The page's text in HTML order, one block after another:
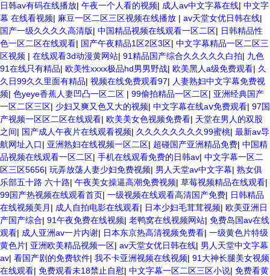
日韩av有码在线播放| 午夜一个人看的视频| 成人av中文字幕在线| 中文字
幕 在线看视频| 麻豆一区二区三区视频在线播放 | av天堂女优日韩在线|
国产一级久久久久高清版| 中国精品视频在线观看一区二区| 日韩精品性
色一区二区在线观看| 国产午夜精品1区2区3区| 中文字幕精品一区二区三
区视频 | 在线观看3d动漫黄网站| 91精品国产综合久久久久久白拍| 九色
91在线只有精品| 欧美性xxxx极品hd男男野战| 欧美黑人a级免费观看| 久
久日99久久里面有精品| 视频在线免费观看97| 人妻熟妇中文字幕免费视
频| 色yeye香蕉人妻凹凸一区二区 | 99偷拍精品一区二区| 亚洲经典国产
一区二区三区| 少妇又爽又色又大的视频| 中文字幕在线aⅴ免费观看| 97国
产视频一区区二区在线观看| 欧美美女色视频免费看| 天堂在男人的双股
之间| 国产成人午夜片在线观看视频| 久久久久久久久久99蜜桃| 最新av导
航网址入口| 亚洲熟妇在线视频一区二区| 超碰国产亚洲精品免费| 中国精
品视频在线观看一区二区| 手机在线观看免费的日韩av| 中文字幕一区二
区三区5656| 玩弄放荡人妻少妇免费视频| 男人天堂av中文字幕| 熟女俱
乐部五十路 六十路| 午夜美女操逼高潮免费视频| 草莓视频精品在线观看|
99国产热视频在线观看首页| 一级视频在线观看高清国产免费| 日韩精品
在线视频美月 | 成人自拍电影在线观看| 日本少妇毛茸茸视频| 欧美亚洲日
产国产综合| 91午夜免费在线视频| 老鸭窝在线视频网站| 免费岛国av在线
观看| 成人亚洲av一片内谢| 日本东京热高清视频免费看| 一级黄色片特级
黄色片| 亚洲欧美精品视频一区| av天堂女优日韩在线| 男人天堂中文字幕
av| 看国产剧的免费软件| 我不卡亚洲视频在线视频| 91大神长腿美女视频
在线观看| 免费观看未18禁止自慰| 中文字幕一区二区三区小说| 免费看黄